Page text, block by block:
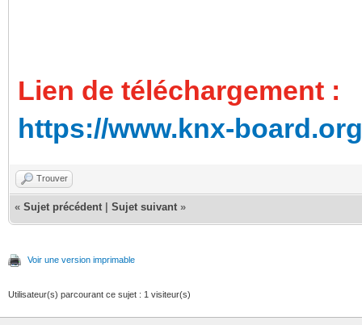
Lien de téléchargement :
https://www.knx-
Trouver
« Sujet précédent Sujet suivant »
Voir une version imprimable
Utilisateur(s) parcourant ce sujet : 1 visiteur(s)